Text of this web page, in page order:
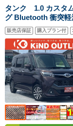
タンク 1.0 カスタ
グ Bluetooth 衝突軽
障害物センサー バ
LEDヘッドライト
販売店保証 購入プラン付